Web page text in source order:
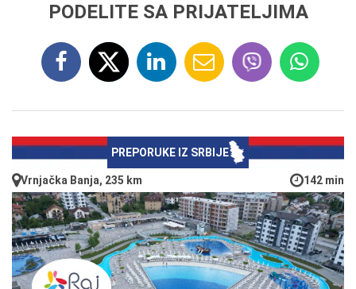
PODELITE SA PRIJATELJIMA
PREPORUKE IZ SRBIJE
Vrnjačka Banja, 235 km 142 min